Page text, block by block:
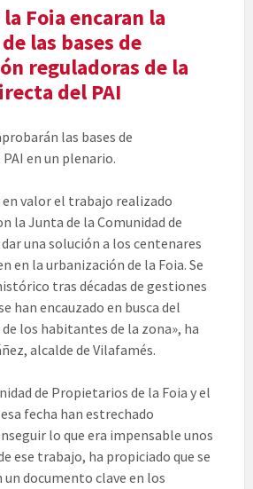
Foia encaran la
las bases de
reguladoras de la
del PAI
las bases de
en un plenario.
en valor el trabajo realizado
la Junta de la Comunidad de
una solución a los centenares
en la urbanización de la Foia. Se
tras décadas de gestiones
han encauzado en busca del
los habitantes de la zona», ha
alcalde de Vilafamés.
de Propietarios de la Foia y el
fecha han estrechado
lo que era impensable unos
ese trabajo, ha propiciado que se
documento clave en los